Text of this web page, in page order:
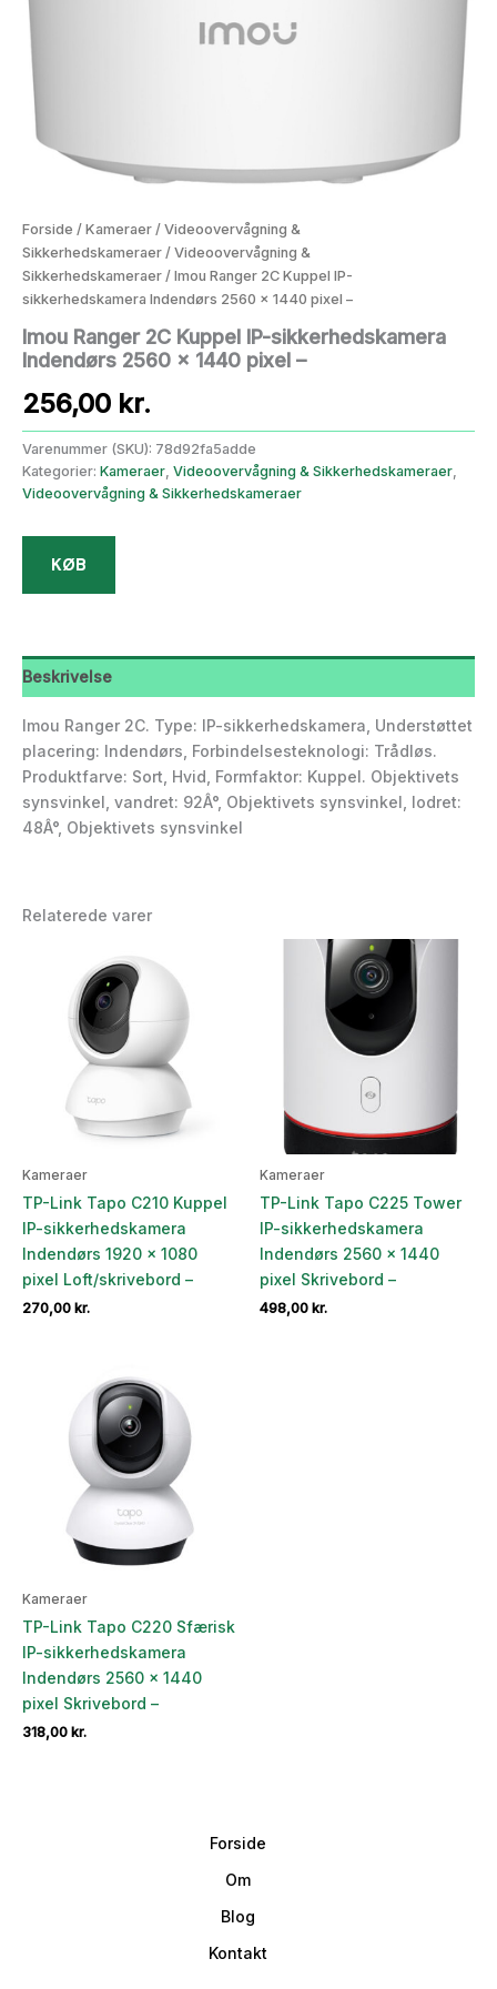
Forside / Kameraer / Videoovervågning &
Sikkerhedskameraer / Videoovervågning &
Sikkerhedskameraer / Imou Ranger 2C Kuppel IP-
sikkerhedskamera Indendørs 2560 x 1440 pixel –
Imou Ranger 2C Kuppel IP-sikkerhedskamera
Indendørs 2560 x 1440 pixel –
256,00 kr.
Varenummer (SKU): 78d92fa5adde
Kategorier: Kameraer Videoovervågning & Sikkerhedskameraer
Videoovervågning & Sikkerhedskameraer
KØB
Beskrivelse
Imou Ranger 2C. Type: IP-sikkerhedskamera, Understøttet
placering: Indendørs, Forbindelsesteknologi: Trådløs.
Produktfarve: Sort, Hvid, Formfaktor: Kuppel. Objektivets
synsvinkel, vandret: 92Â°, Objektivets synsvinkel, lodret:
48Â°, Objektivets synsvinkel
Relaterede varer
Kameraer
TP-Link Tapo C210 Kuppel
IP-sikkerhedskamera
Indendørs 1920 x 1080
pixel Loft/skrivebord –
270,00 kr.
Kameraer
TP-Link Tapo C225 Tower
IP-sikkerhedskamera
Indendørs 2560 x 1440
pixel Skrivebord –
498,00 kr.
Kameraer
TP-Link Tapo C220 Sfærisk
IP-sikkerhedskamera
Indendørs 2560 x 1440
pixel Skrivebord –
318,00 kr.
Forside
Om
Blog
Kontakt